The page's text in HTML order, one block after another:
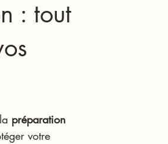
: tout
préparation
votre